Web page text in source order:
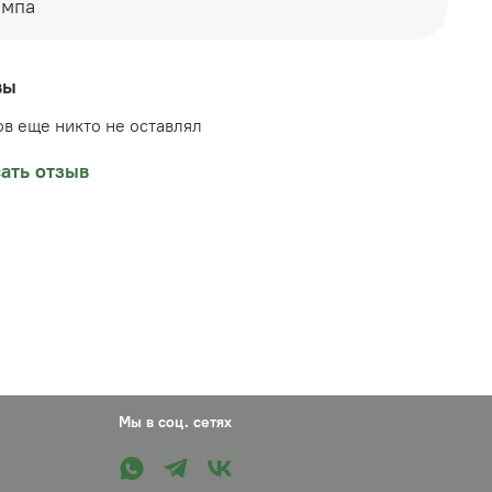
НЕ ОТПРАВЛЯЮТСЯ ПОЧТОЙ! ВОЗМОЖЕН
еще никто не оставлял
отзыв
Мы в соц. сетях